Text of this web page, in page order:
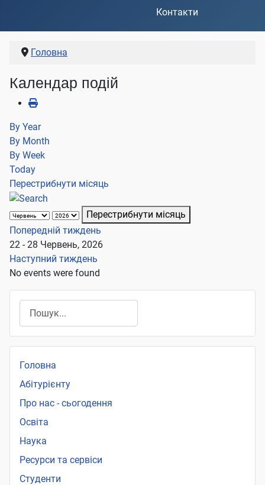
Контакти
Головна
Календар подій
By Year
By Month
By Week
Today
Перестрибнути місяць
Перестрибнути місяць
Попередній тиждень
22 - 28 Червень, 2026
Наступний тиждень
No events were found
Головна
Абітурієнту
Про нас - сьогодення
Освіта
Наука
Ресурси та сервіси
Студенти